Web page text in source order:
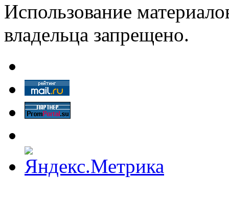
Использование
владельца запрещено.